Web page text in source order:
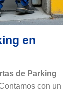
en
de Parking
con un